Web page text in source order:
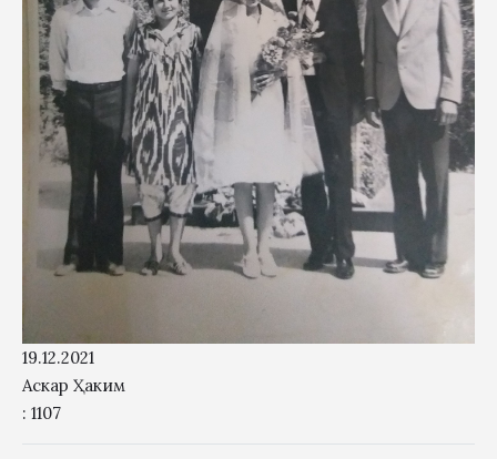
19.12.2021
Аскар Ҳаким
: 1107